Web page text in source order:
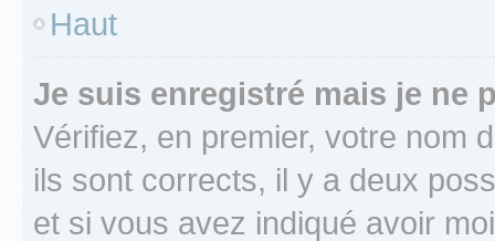
Haut
Je suis enregistré mais je ne
Vérifiez, en premier, votre nom
ils sont corrects, il y a deux
et si vous avez indiqué avoir